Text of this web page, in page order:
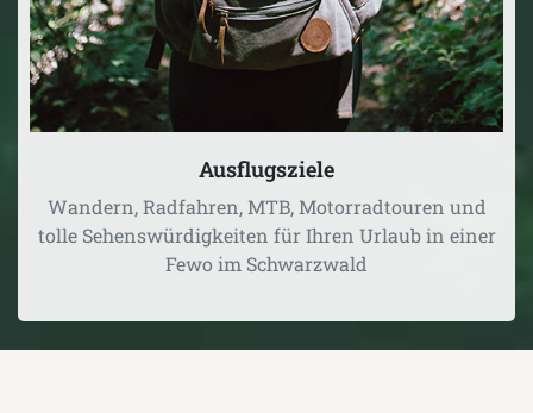
Ausflugsziele
Wandern, Radfahren, MTB, Motorradtouren und
tolle Sehenswürdigkeiten für Ihren Urlaub in einer
Fewo im Schwarzwald